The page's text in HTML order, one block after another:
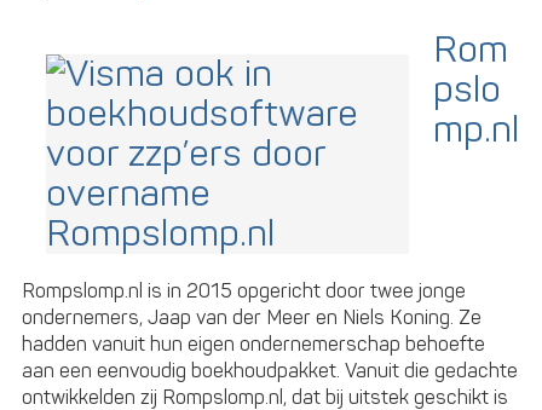
Rom
pslo
mp.nl
Rompslomp.nl is in 2015 opgericht door twee jonge
ondernemers, Jaap van der Meer en Niels Koning. Ze
hadden vanuit hun eigen ondernemerschap behoefte
aan een eenvoudig boekhoudpakket. Vanuit die gedachte
ontwikkelden zij Rompslomp.nl, dat bij uitstek geschikt is